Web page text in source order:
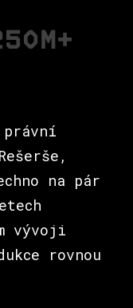
50M+
právní
na pár
vývoji
rovnou